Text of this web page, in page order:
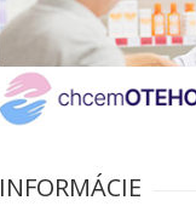
INFORMÁCIE